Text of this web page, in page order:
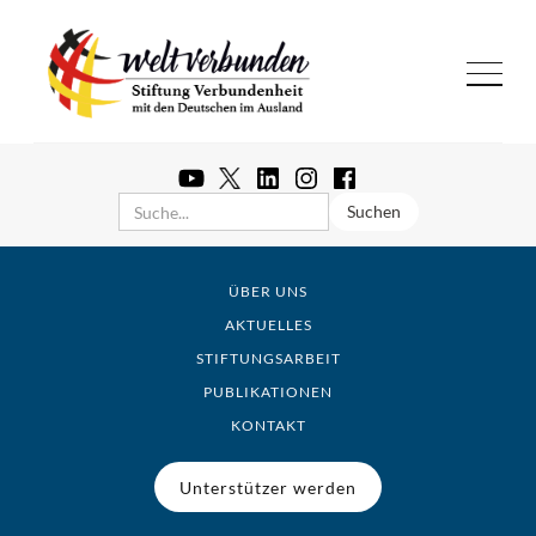
ÜBER UNS
AKTUELLES
STIFTUNGSARBEIT
PUBLIKATIONEN
KONTAKT
Unterstützer werden